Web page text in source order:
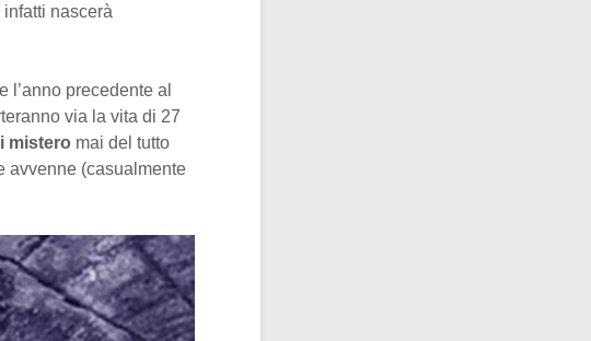
nascerà
precedente al
via la vita di 27
mistero mai del tutto
avvenne (casualmente